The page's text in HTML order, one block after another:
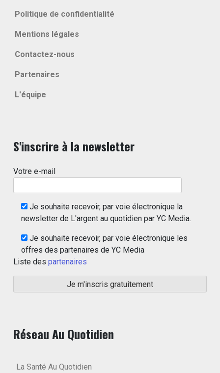
Politique de confidentialité
Mentions légales
Contactez-nous
Partenaires
L'équipe
S'inscrire à la newsletter
Votre e-mail
Je souhaite recevoir, par voie électronique la
newsletter de L'argent au quotidien par YC Media.
Je souhaite recevoir, par voie électronique les
offres des partenaires de YC Media
Liste des partenaires
Réseau Au Quotidien
La Santé Au Quotidien